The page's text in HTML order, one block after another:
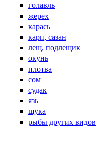
голавль
жерех
карась
карп, сазан
лещ, подлещик
окунь
плотва
сом
судак
язь
щука
рыбы других видов